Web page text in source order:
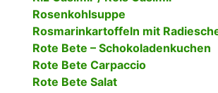
Rosenkohlsuppe
Rosmarinkartoffeln mit
Rote Bete – Schokoladenkuchen
Rote Bete Carpaccio
Rote Bete Salat